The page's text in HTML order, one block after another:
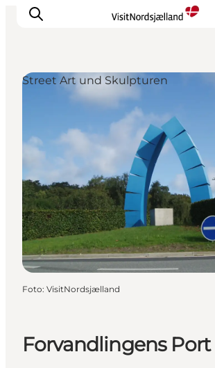
Erlebnisse
Geschmack
Unterkünfte
Städte
Reiseplanung
Forvandlingens Port
Street Art und Skulpturen
Foto: VisitNordsjælland